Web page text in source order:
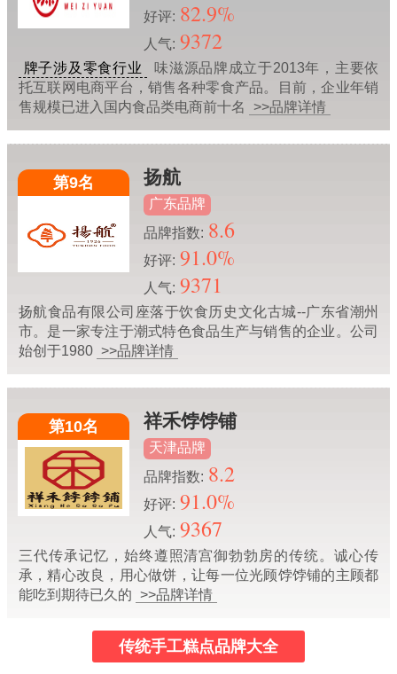
好评: 82.9%
人气: 9372
牌子涉及零食行业
味滋源品牌成立于2013年，主要依
托互联网电商平台，销售各种零食产品。目前，企业年销
售规模已进入国内食品类电商前十名
>>品牌详情
第9名 扬航
广东品牌
品牌指数: 8.6
好评: 91.0%
人气: 9371
扬航食品有限公司座落于饮食历史文化古城--广东省潮州
市。是一家专注于潮式特色食品生产与销售的企业。公司
始创于1980 >>品牌详情
第10名 祥禾饽饽铺
天津品牌
品牌指数: 8.2
好评: 91.0%
人气: 9367
三代传承记忆，始终遵照清宫御勃勃房的传统。诚心传
承，精心改良，用心做饼，让每一位光顾饽饽铺的主顾都
能吃到期待已久的 >>品牌详情
传统手工糕点品牌大全